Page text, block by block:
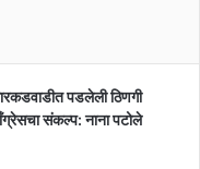
पडलेली ठिणगी
संकल्प: नाना पटोले